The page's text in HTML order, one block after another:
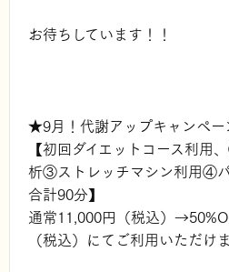
お待ちしています！！
★9月！代謝アップキャンペ
【初回ダイエットコース利
析③ストレッチマシン利用④
合計90分】
通常11,000円（税込）
（税込）にてご利用いただけ